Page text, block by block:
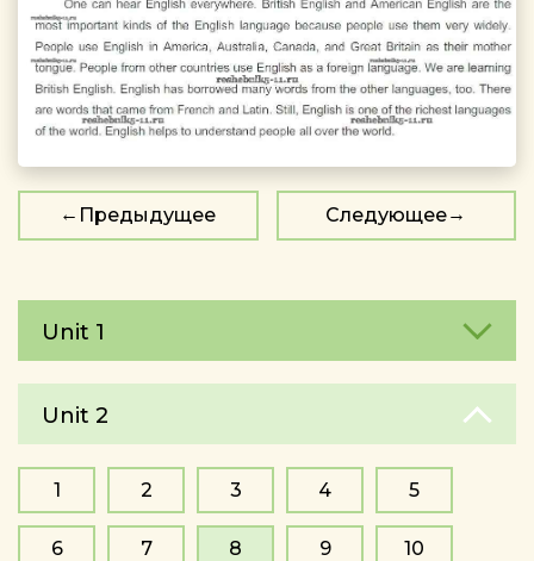
Предыдущее Следующее
Unit 1
Unit 2
1 2 3 4 5
6 7 8 9 10